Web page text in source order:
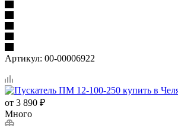
Артикул: 00-00006922
от 3 890 ₽
Много